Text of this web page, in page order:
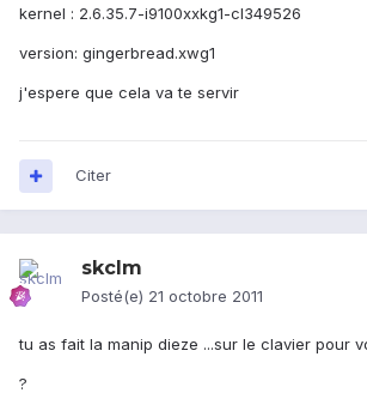
kernel : 2.6.35.7-i9100xxkg1-cl349526
version: gingerbread.xwg1
j'espere que cela va te servir
Citer
skclm
Posté(e) 21 octobre 2011
tu as fait la manip dieze ...sur le clavier pour
?